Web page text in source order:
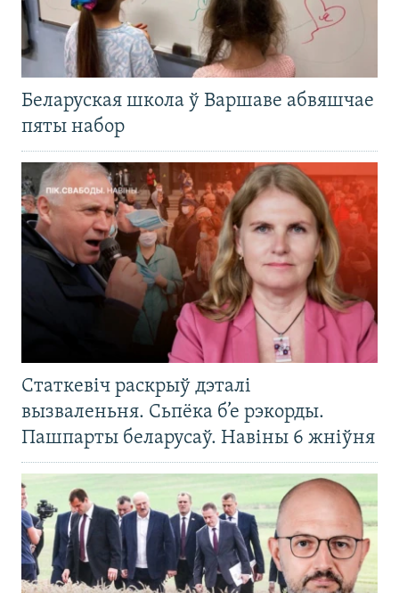
Беларуская школа ў Варшаве абвяшчае
пяты набор
Статкевіч раскрыў дэталі
вызваленьня. Сьпёка б’е рэкорды.
Пашпарты беларусаў. Навіны 6 жніўня